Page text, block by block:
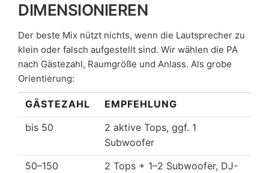
DIMENSIONIEREN
Der beste Mix nützt nichts, wenn die Lautsprecher zu
klein oder falsch aufgestellt sind. Wir wählen die PA
nach Gästezahl, Raumgröße und Anlass. Als grobe
Orientierung:
GÄSTEZAHL
EMPFEHLUNG
bis 50
2 aktive Tops, ggf. 1
Subwoofer
50–150
2 Tops + 1–2 Subwoofer, DJ-